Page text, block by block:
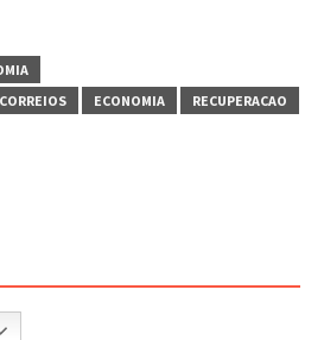
CORREIOS ECONOMIA
RECUPERACAO